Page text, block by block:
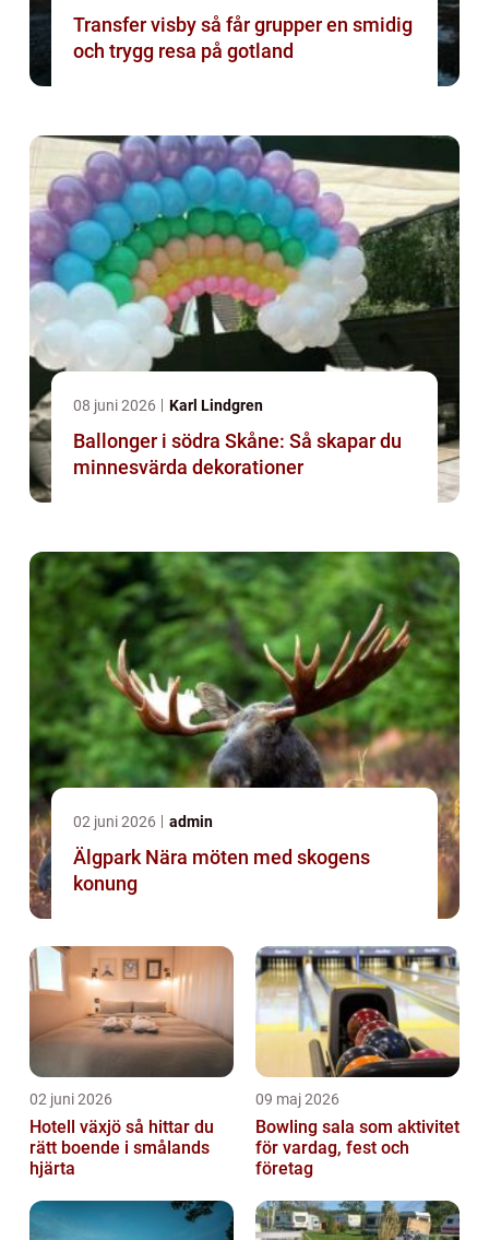
Transfer visby så får grupper en smidig
och trygg resa på gotland
08 juni 2026 Karl Lindgren
Ballonger i södra Skåne: Så skapar du
minnesvärda dekorationer
02 juni 2026 admin
Älgpark Nära möten med skogens
konung
02 juni 2026
Hotell växjö så hittar du
rätt boende i smålands
hjärta
09 maj 2026
Bowling sala som aktivitet
för vardag, fest och
företag